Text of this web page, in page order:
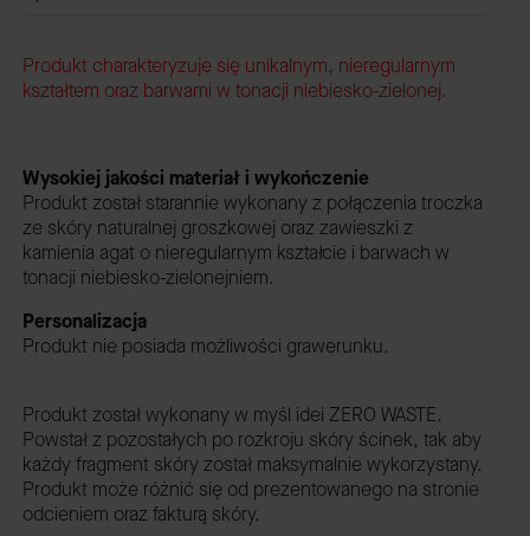
Produkt charakteryzuje się unikalnym, nieregularnym
kształtem oraz barwami w tonacji niebiesko-zielonej.
Wysokiej jakości materiał i wykończenie
Produkt został starannie wykonany z połączenia troczka
ze skóry naturalnej groszkowej oraz zawieszki z
kamienia agat o nieregularnym kształcie i barwach w
tonacji niebiesko-zielonejniem.
Personalizacja
Produkt nie posiada możliwości grawerunku.
Produkt został wykonany w myśl idei ZERO WASTE.
Powstał z pozostałych po rozkroju skóry ścinek, tak aby
każdy fragment skóry został maksymalnie wykorzystany.
Produkt może różnić się od prezentowanego na stronie
odcieniem oraz fakturą skóry.